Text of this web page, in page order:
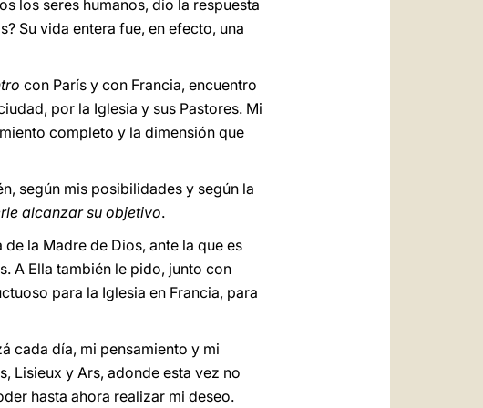
los seres humanos, dio la respuesta
Su vida entera fue, en efecto, una
con París y con Francia, encuentro
por la Iglesia y sus Pastores. Mi
completo y la dimensión que
según mis posibilidades y según la
alcanzar su objetivo.
la Madre de Dios, ante la que es
A Ella también le pido, junto con
para la Iglesia en Francia, para
cada día, mi pensamiento y mi
Lisieux y Ars, adonde esta vez no
hasta ahora realizar mi deseo.